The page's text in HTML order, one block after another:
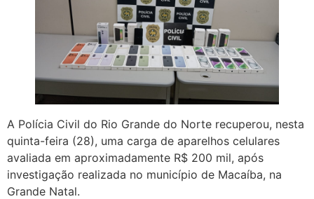
A Polícia Civil do Rio Grande do Norte recuperou, nesta
quinta-feira (28), uma carga de aparelhos celulares
avaliada em aproximadamente R$ 200 mil, após
investigação realizada no município de Macaíba, na
Grande Natal.